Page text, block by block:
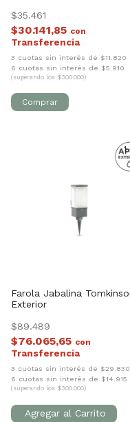
$35.461
$30.141,85 con
3 cuotas sin interés de $11.820
6 cuotas sin interés de $5.910
(superando los $300.000)
1
Farola Jabalina
Exterior
$89.489
$76.065,65 con
3 cuotas sin interés de $29.830
6 cuotas sin interés de $14.915
(superando los $300.000)